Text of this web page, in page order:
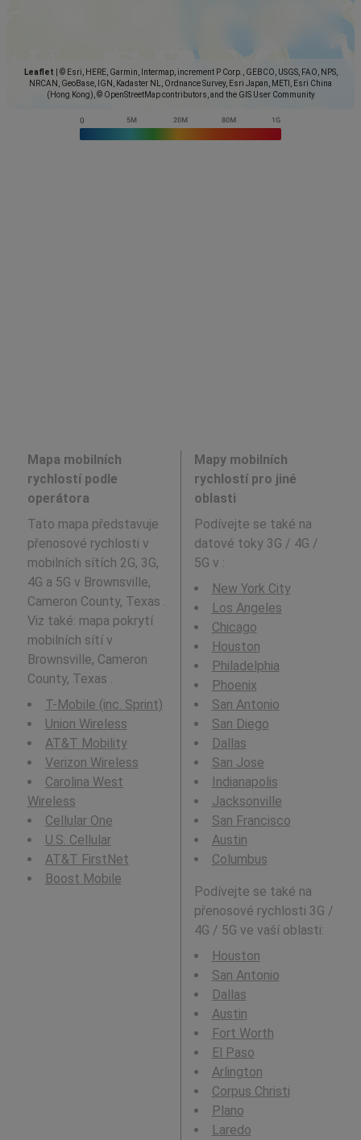
Leaflet
© Esri, HERE, Garmin, Intermap, increment P Corp., GEBCO, USGS, FAO, NPS,
NRCAN, GeoBase, IGN, Kadaster NL, Ordnance Survey, Esri Japan, METI, Esri China
(Hong Kong), © OpenStreetMap contributors, and the GIS User Community
Mapa mobilních
rychlostí podle
operátora
Tato mapa představuje
přenosové rychlosti v
mobilních sítích 2G, 3G,
4G a 5G v Brownsville,
Cameron County, Texas .
Viz také: mapa pokrytí
mobilních sítí v
Brownsville, Cameron
County, Texas .
T-Mobile (inc. Sprint)
Union Wireless
AT&T Mobility
Verizon Wireless
Carolina West
Wireless
Cellular One
U.S. Cellular
AT&T FirstNet
Boost Mobile
Mapy mobilních
rychlostí pro jiné
oblasti
Podívejte se také na
datové toky 3G / 4G /
5G v :
New York City
Los Angeles
Chicago
Houston
Philadelphia
Phoenix
San Antonio
San Diego
Dallas
San Jose
Indianapolis
Jacksonville
San Francisco
Austin
Columbus
Podívejte se také na
přenosové rychlosti 3G /
4G / 5G ve vaší oblasti:
Houston
San Antonio
Dallas
Austin
Fort Worth
El Paso
Arlington
Corpus Christi
Plano
Laredo